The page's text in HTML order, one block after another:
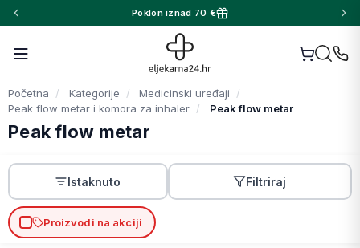
Poklon iznad 70 €
Početna Kategorije
Medicinski uređaji
Peak flow metar i komora za inhaler
Peak flow metar
Peak flow metar
Istaknuto Filtriraj
Proizvodi na akciji